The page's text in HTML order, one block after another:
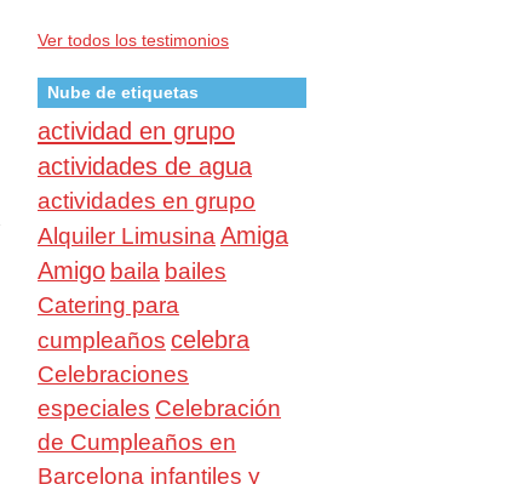
Ver todos los testimonios
Nube de etiquetas
actividad en grupo
actividades de agua
actividades en grupo
Alquiler Limusina Amiga
Amigo baila bailes
Catering para
cumpleaños celebra
Celebraciones
especiales Celebración
de Cumpleaños en
Barcelona infantiles y